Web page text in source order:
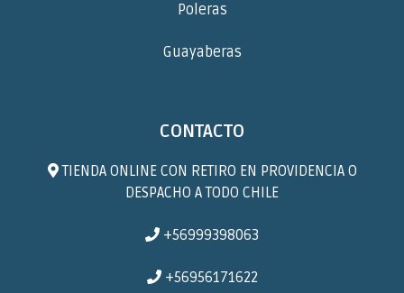
Poleras
Guayaberas
CONTACTO
TIENDA ONLINE CON RETIRO EN PROVIDENCIA O
DESPACHO A TODO CHILE
+56999398063
+56956171622